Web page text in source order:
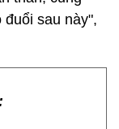
sau này",